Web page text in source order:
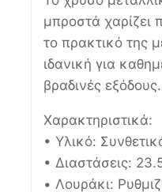
μπροστά χαρίζει
το πρακτικό της
ιδανική για
βραδινές εξόδους.
Χαρακτηριστικά:
• Υλικό:
• Διαστάσεις:
• Λουράκι: